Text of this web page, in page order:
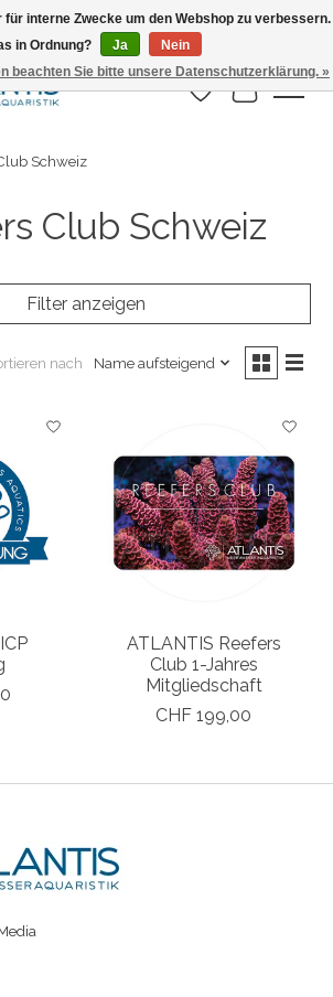
bis 15.00 Uhr
Wunschzettel
Ihr
Schweiz
Club Schweiz
Filter anzeigen
nach Name aufsteigend
ATLANTIS Reefers
Club 1-Jahres
Mitgliedschaft
CHF 199,00
für interne Zwecke um den Webshop zu verbessern.
in Ordnung?
Ja
Nein
beachten Sie bitte unsere Datenschutzerklärung. »